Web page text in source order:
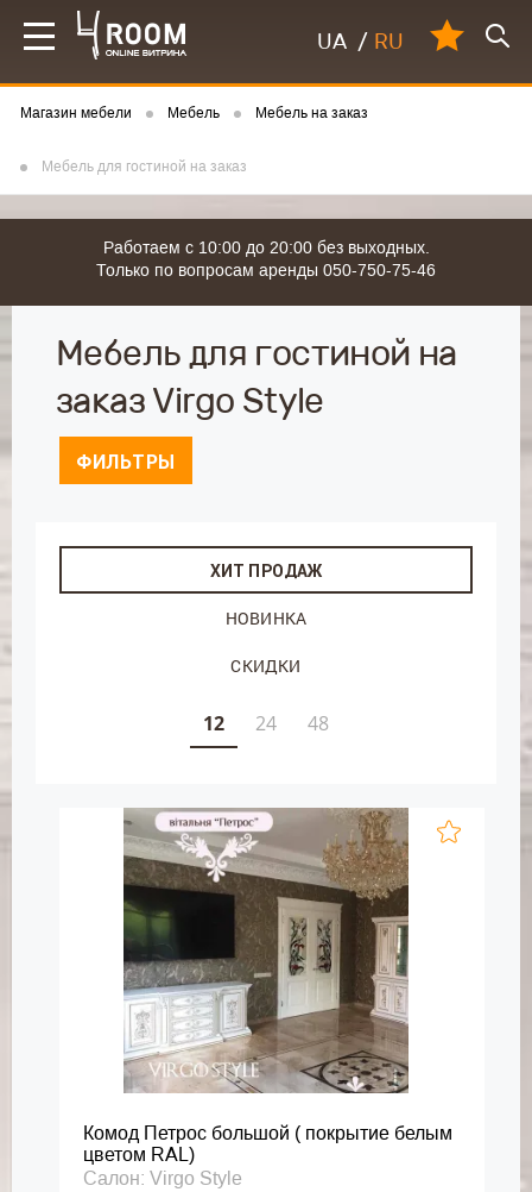
UA / RU
Магазин мебели Мебель Мебель на заказ
Мебель для гостиной на заказ
Работаем с 10:00 до 20:00 без выходных.
Только по вопросам аренды 050-750-75-46
Мебель для гостиной на
заказ Virgo Style
ФИЛЬТРЫ
ХИТ ПРОДАЖ
НОВИНКА
СКИДКИ
12 24 48
Комод Петрос большой ( покрытие белым
цветом RAL)
Салон: Virgo Style